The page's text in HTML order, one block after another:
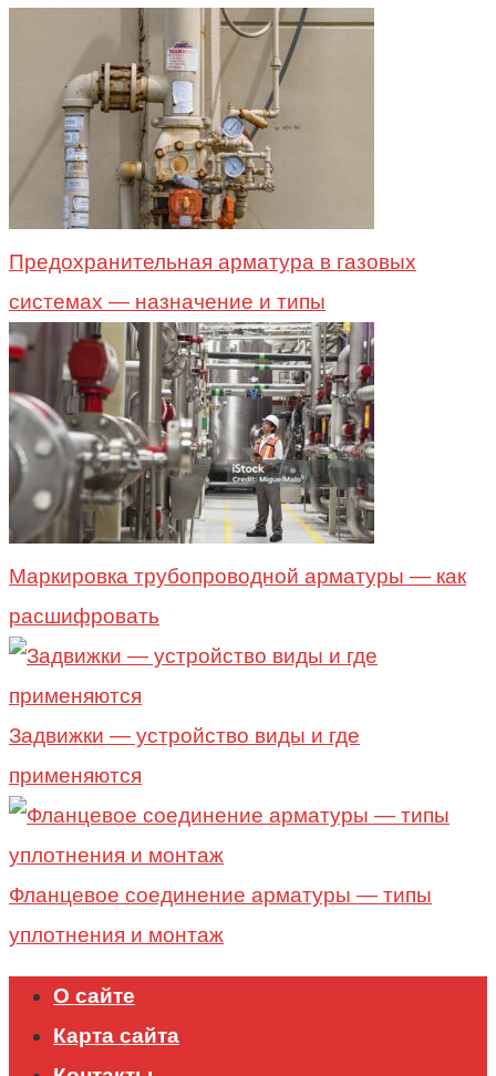
Предохранительная арматура в газовых
системах — назначение и типы
Маркировка трубопроводной арматуры — как
расшифровать
Задвижки — устройство виды и где
применяются
Фланцевое соединение арматуры — типы
уплотнения и монтаж
О сайте
Карта сайта